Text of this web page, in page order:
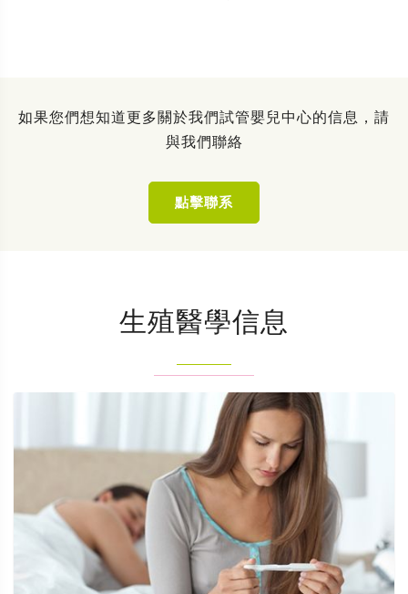
如果您們想知道更多關於我們試管嬰兒中心的信息，請
與我們聯絡
點擊聯系
生殖醫學信息